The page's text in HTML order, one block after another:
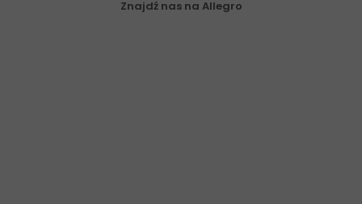
Znajdź nas na Allegro